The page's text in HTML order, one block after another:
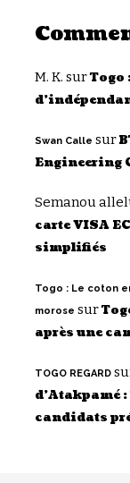
M. K. surTogo
Swan Calle sur
Engineering
Semanou
carte VISA
simplifiés
Togo : Le coton
morose sur
après une
TOGO REGARD
d’Atakpamé
candidats